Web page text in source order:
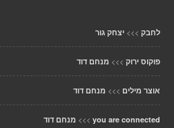
לחבק >>> יצחק גור
פוקוס ירוק >>> מנחם דוד
אוצר מילים >>> מנחם דוד
you are connected
>>> מנחם דוד